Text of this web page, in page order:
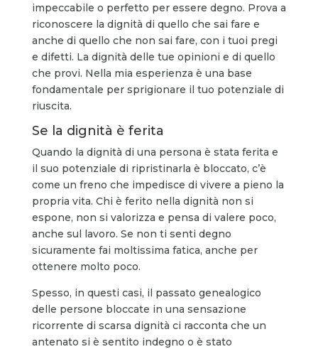
impeccabile o perfetto per essere degno. Prova a
riconoscere la dignità di quello che sai fare e
anche di quello che non sai fare, con i tuoi pregi
e difetti. La dignità delle tue opinioni e di quello
che provi. Nella mia esperienza è una base
fondamentale per sprigionare il tuo potenziale di
riuscita.
Se la dignità è ferita
Quando la dignità di una persona è stata ferita e
il suo potenziale di ripristinarla è bloccato, c’è
come un freno che impedisce di vivere a pieno la
propria vita. Chi è ferito nella dignità non si
espone, non si valorizza e pensa di valere poco,
anche sul lavoro. Se non ti senti degno
sicuramente fai moltissima fatica, anche per
ottenere molto poco.
Spesso, in questi casi, il passato genealogico
delle persone bloccate in una sensazione
ricorrente di scarsa dignità ci racconta che un
antenato si è sentito indegno o è stato